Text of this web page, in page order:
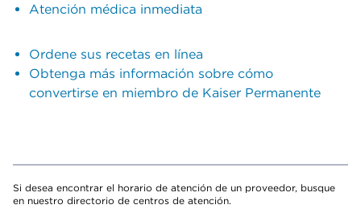
Atención médica inmediata
Ordene sus recetas en línea
Obtenga más información sobre cómo
convertirse en miembro de Kaiser Permanente
Si desea encontrar el horario de atención de un proveedor, busque
en nuestro directorio de centros de atención.